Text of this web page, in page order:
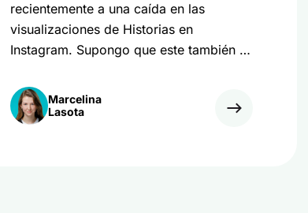
recientemente a una caída en las
visualizaciones de Historias en
Instagram. Supongo que este también es
averiguar qué puede estar causando las
bajas visualizaciones y aprende
Marcelina
Lasota